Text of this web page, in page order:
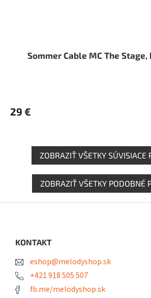
Sommer Cable MC The Stage,
29 €
ZOBRAZIŤ VŠETKY SÚVISIACE
ZOBRAZIŤ VŠETKY PODOBNÉ
KONTAKT
eshop@melodyshop.sk
+421 918 505 507
fb.me/melodyshop.sk